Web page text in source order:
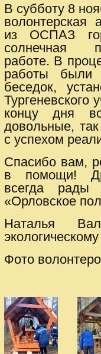
В субботу 8
волонтерская
из ОСПАЗ
солнечная
работе. В
работы были
беседок,
Тургеневского
концу дня
довольные,
с успехом
Спасибо вам,
в помощи!
всегда рады
«Орловское
Наталья
Фото